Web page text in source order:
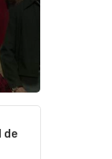
de